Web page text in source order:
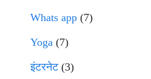
Whats app (7)
Yoga (7)
इंटरनेट(3)